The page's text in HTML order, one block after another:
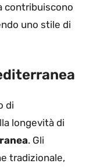
contribuiscono
uno stile di
di
longevità di
. Gli
tradizionale,